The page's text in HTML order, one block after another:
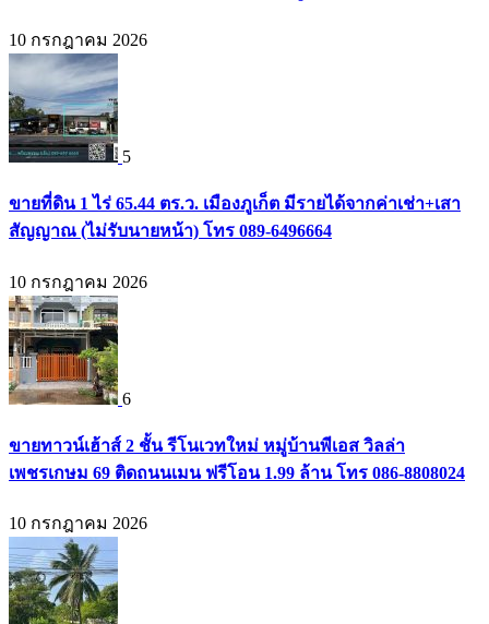
10 กรกฎาคม 2026
5
ขายที่ดิน 1 ไร่ 65.44 ตร.ว. เมืองภูเก็ต มีรายได้จากค่าเช่า+เสา
สัญญาณ (ไม่รับนายหน้า) โทร 089-6496664
10 กรกฎาคม 2026
6
ขายทาวน์เฮ้าส์ 2 ชั้น รีโนเวทใหม่ หมู่บ้านพีเอส วิลล่า
เพชรเกษม 69 ติดถนนเมน ฟรีโอน 1.99 ล้าน โทร 086-8808024
10 กรกฎาคม 2026